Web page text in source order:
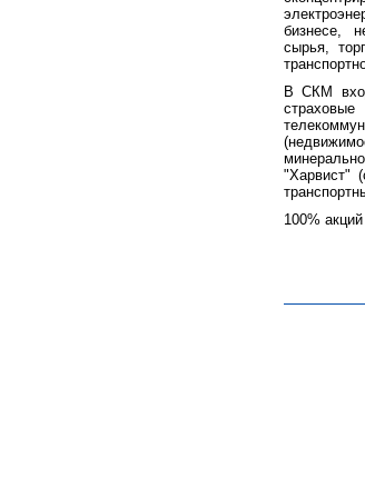
бизнесе,
сырья,
В СКМ
"Харвист"
100%